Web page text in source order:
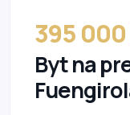
395 000
Byt na